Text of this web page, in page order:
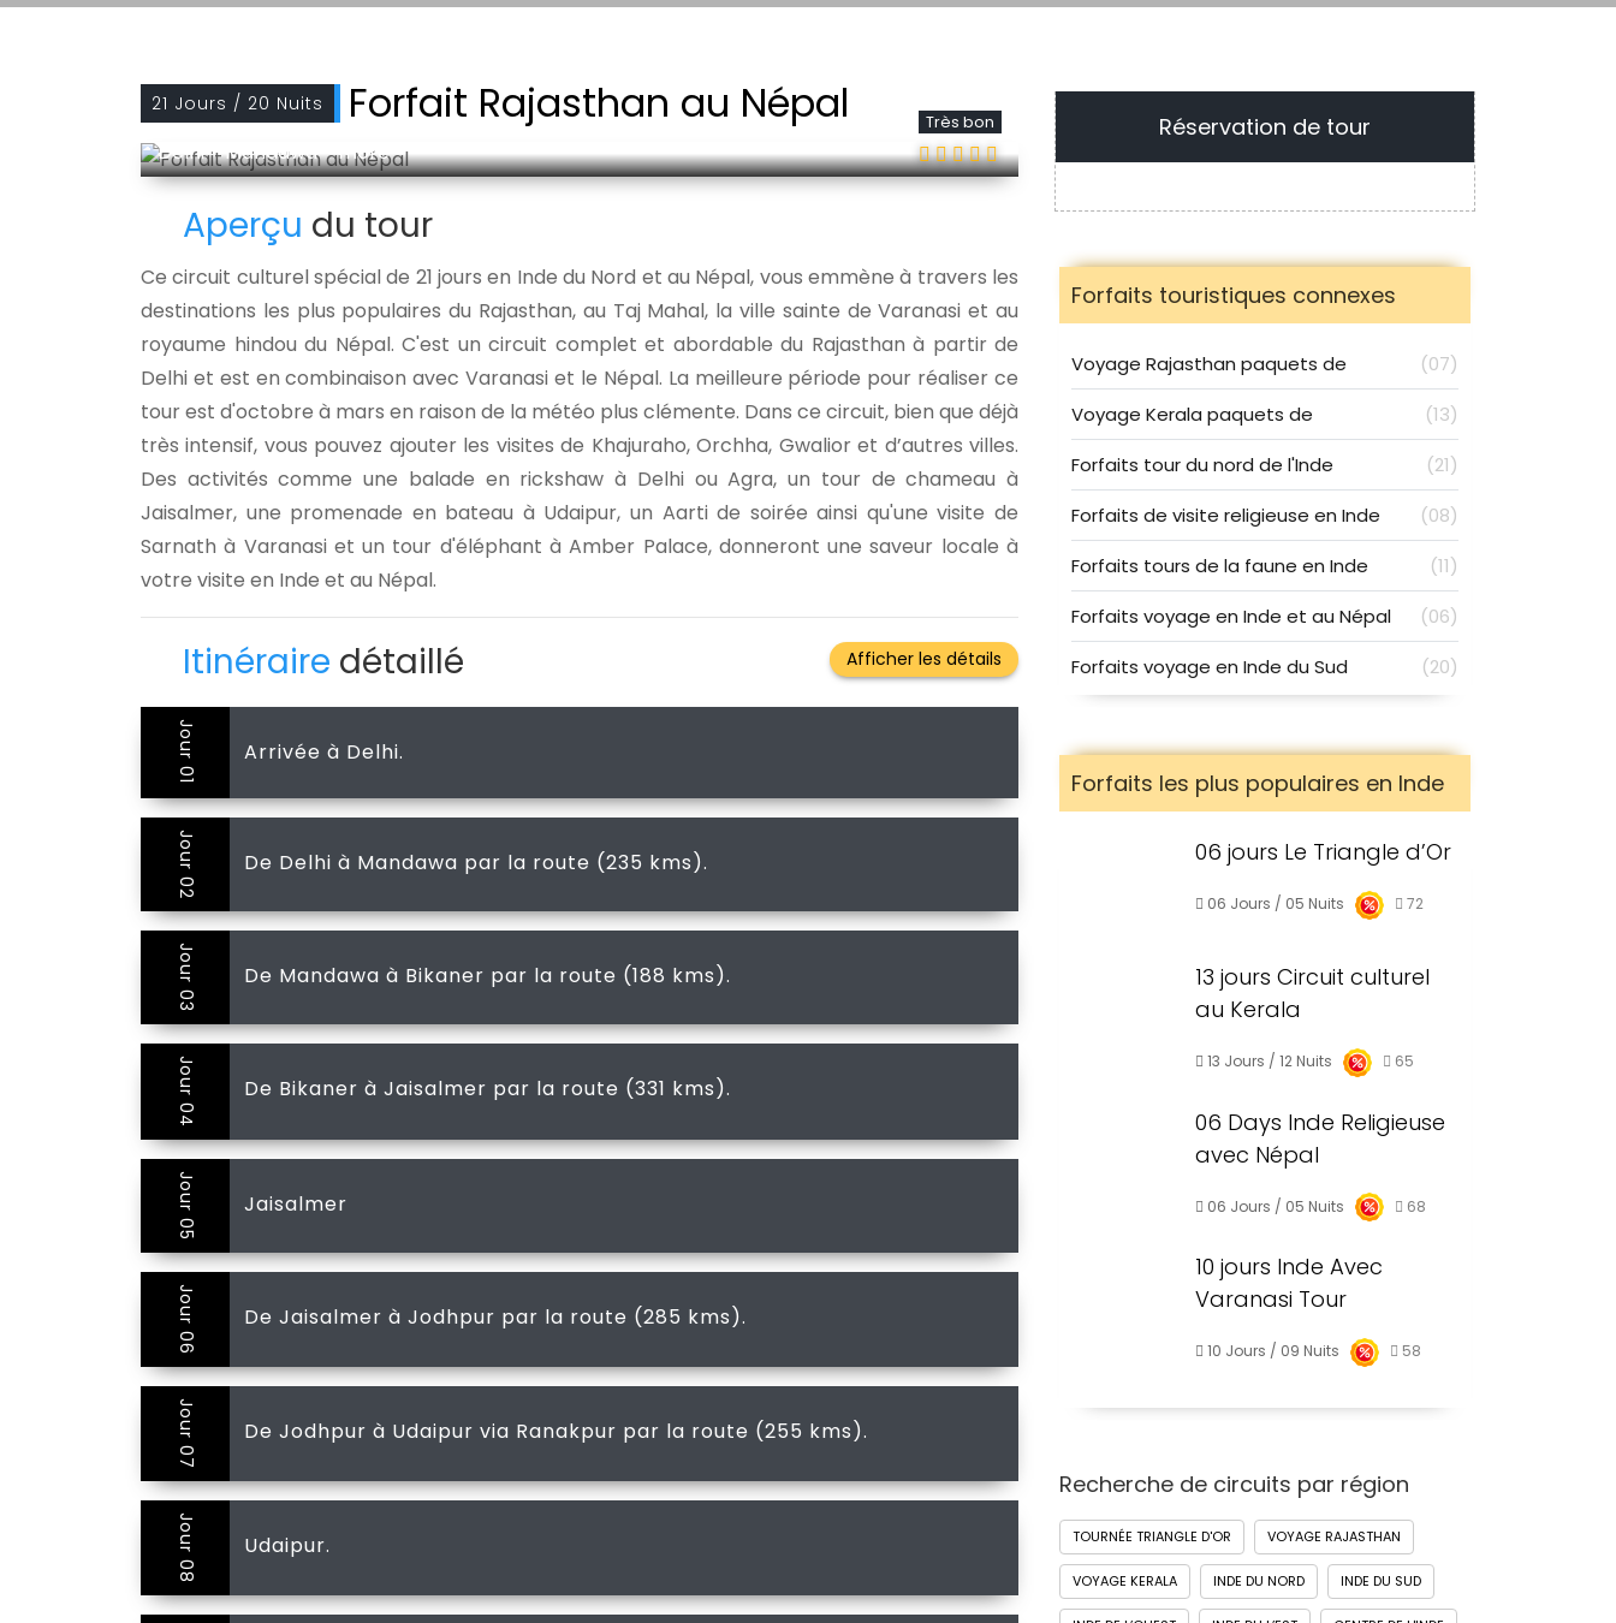
21 Jours / 20 Nuits Forfait Rajasthan au Népal
Delhi - Mandawa - more
Très bon
Aperçu du tour
Ce circuit culturel spécial de 21 jours en Inde du Nord et au Népal, vous emmène à travers les
destinations les plus populaires du Rajasthan, au Taj Mahal, la ville sainte de Varanasi et au
royaume hindou du Népal. C'est un circuit complet et abordable du Rajasthan à partir de
Delhi et est en combinaison avec Varanasi et le Népal. La meilleure période pour réaliser ce
tour est d'octobre à mars en raison de la météo plus clémente. Dans ce circuit, bien que déjà
très intensif, vous pouvez ajouter les visites de Khajuraho, Orchha, Gwalior et d’autres villes.
Des activités comme une balade en rickshaw à Delhi ou Agra, un tour de chameau à
Jaisalmer, une promenade en bateau à Udaipur, un Aarti de soirée ainsi qu'une visite de
Sarnath à Varanasi et un tour d'éléphant à Amber Palace, donneront une saveur locale à
votre visite en Inde et au Népal.
Itinéraire détaillé
Jour 01 Arrivée à Delhi.
Jour 02 De Delhi à Mandawa par la route (235 kms).
Jour 03 De Mandawa à Bikaner par la route (188 kms).
Jour 04 De Bikaner à Jaisalmer par la route (331 kms).
Jour 05 Jaisalmer
Jour 06 De Jaisalmer à Jodhpur par la route (285 kms).
Jour 07 De Jodhpur à Udaipur via Ranakpur par la route (255 kms).
Jour 08 Udaipur.
Réservation de tour
Forfaits touristiques connexes
Voyage Rajasthan paquets de
(07)
Voyage Kerala paquets de
(13)
Forfaits tour du nord de l'Inde
(21)
Forfaits de visite religieuse en Inde
(08)
Forfaits tours de la faune en Inde
(11)
Forfaits voyage en Inde et au Népal
(06)
Forfaits voyage en Inde du Sud
(20)
Forfaits les plus populaires en Inde
06 jours Le Triangle d’Or
06 Jours / 05 Nuits 72
13 jours Circuit culturel
au Kerala
13 Jours / 12 Nuits 65
06 Days Inde Religieuse
avec Népal
06 Jours / 05 Nuits 68
10 jours Inde Avec
Varanasi Tour
10 Jours / 09 Nuits 58
Recherche de circuits par région
TOURNÉE TRIANGLE D'OR VOYAGE RAJASTHAN
VOYAGE KERALA INDE DU NORD INDE DU SUD